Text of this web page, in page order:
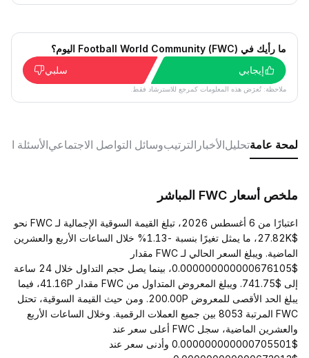
ما رأيك في Football World Community (FWC) اليوم؟
إيجابي
سلبي
ملاحظة: تُعرَض هذه المعلومات كمرجع للاسترشاد فقط.
لمحة عامةتحليلالأخبار الترتيبوسائل التواصل الاجتماعيالأسئلة
ملخص أسعار FWC المباشر
اعتبارًا من 6 أغسطس 2026، تبلغ القيمة السوقية الإجمالية لـ FWC نحو
$27.82K، ما يمثل تغيرًا بنسبة -1.13% خلال الساعات الأربع والعشرين
الماضية. ويبلغ السعر الحالي لـ FWC مقدار
$0.000000000000676105، بينما يصل حجم التداول خلال 24 ساعة
إلى $741.75. ويبلغ المعروض المتداول من FWC مقدار 41.16P، فيما
يبلغ الحد الأقصى للمعروض 200.00P. ومن حيث القيمة السوقية، تحتل
FWC المرتبة 8053 بين جميع العملات الرقمية. وخلال الساعات الأربع
والعشرين الماضية، سجل FWC أعلى سعر عند
$0.000000000000705501 وأدنى سعر عند